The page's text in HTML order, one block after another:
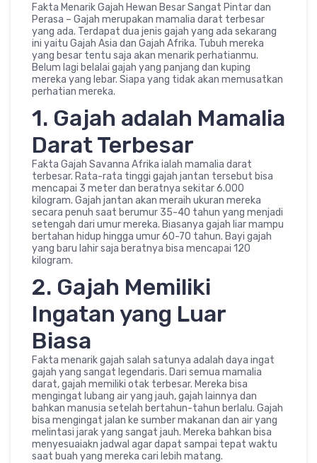
Fakta Menarik Gajah Hewan Besar Sangat Pintar dan
Perasa – Gajah merupakan mamalia darat terbesar
yang ada. Terdapat dua jenis gajah yang ada sekarang
ini yaitu Gajah Asia dan Gajah Afrika. Tubuh mereka
yang besar tentu saja akan menarik perhatianmu.
Belum lagi belalai gajah yang panjang dan kuping
mereka yang lebar. Siapa yang tidak akan memusatkan
perhatian mereka.
1. Gajah adalah Mamalia
Darat Terbesar
Fakta Gajah Savanna Afrika ialah mamalia darat
terbesar. Rata-rata tinggi gajah jantan tersebut bisa
mencapai 3 meter dan beratnya sekitar 6.000
kilogram. Gajah jantan akan meraih ukuran mereka
secara penuh saat berumur 35-40 tahun yang menjadi
setengah dari umur mereka. Biasanya gajah liar mampu
bertahan hidup hingga umur 60-70 tahun. Bayi gajah
yang baru lahir saja beratnya bisa mencapai 120
kilogram.
2. Gajah Memiliki
Ingatan yang Luar
Biasa
Fakta menarik gajah salah satunya adalah daya ingat
gajah yang sangat legendaris. Dari semua mamalia
darat, gajah memiliki otak terbesar. Mereka bisa
mengingat lubang air yang jauh, gajah lainnya dan
bahkan manusia setelah bertahun-tahun berlalu. Gajah
bisa mengingat jalan ke sumber makanan dan air yang
melintasi jarak yang sangat jauh. Mereka bahkan bisa
menyesuaiakn jadwal agar dapat sampai tepat waktu
saat buah yang mereka cari lebih matang.